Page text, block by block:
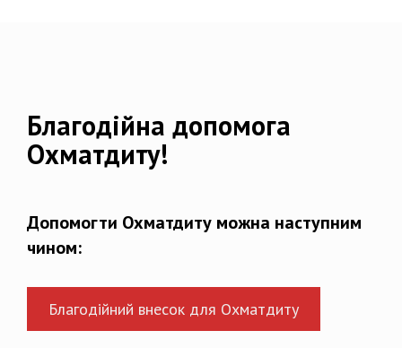
Благодійна допомога
Охматдиту!
Допомогти Охматдиту можна наступним
чином:
Благодійний внесок для Охматдиту